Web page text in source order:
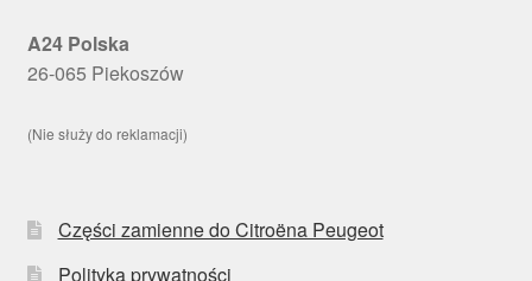
A24 Polska
26-065 Piekoszów
(Nie służy do reklamacji)
Części zamienne do Citroëna Peugeot
Polityka prywatności